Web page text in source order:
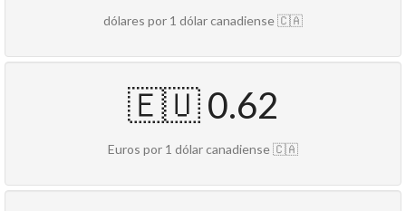
dólares por 1 dólar canadiense 🇨🇦
🇪🇺 0.62
Euros por 1 dólar canadiense 🇨🇦